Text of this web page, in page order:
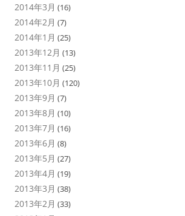
2014年3月 (16)
2014年2月 (7)
2014年1月 (25)
2013年12月 (13)
2013年11月 (25)
2013年10月 (120)
2013年9月 (7)
2013年8月 (10)
2013年7月 (16)
2013年6月 (8)
2013年5月 (27)
2013年4月 (19)
2013年3月 (38)
2013年2月 (33)